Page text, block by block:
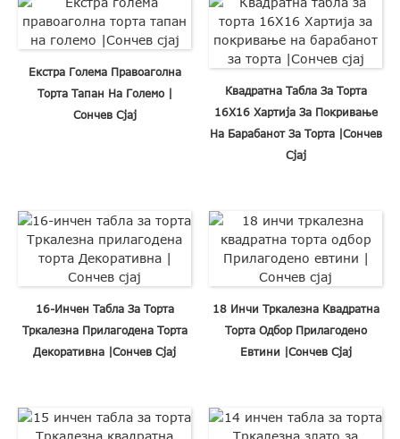
Екстра Голема Правоаголна
Торта Тапан На Големо |
Сончев Сјај
Квадратна Табла За Торта
16X16 Хартија За Покривање
На Барабанот За Торта |Сончев
Сјај
16-Инчен Табла За Торта
Тркалезна Прилагодена Торта
Декоративна |Сончев Сјај
18 Инчи Тркалезна Квадратна
Торта Одбор Прилагодено
Евтини |Сончев Сјај